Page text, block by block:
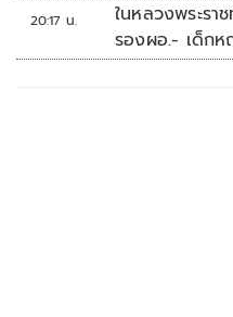
20:17 น.
ในหลวงพระรา
รองผอ.- เด็ก